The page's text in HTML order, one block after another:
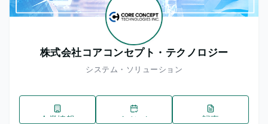
株式会社コアコンセプト・テクノロジー
システム・ソリューション
企業情報 イベント 記事